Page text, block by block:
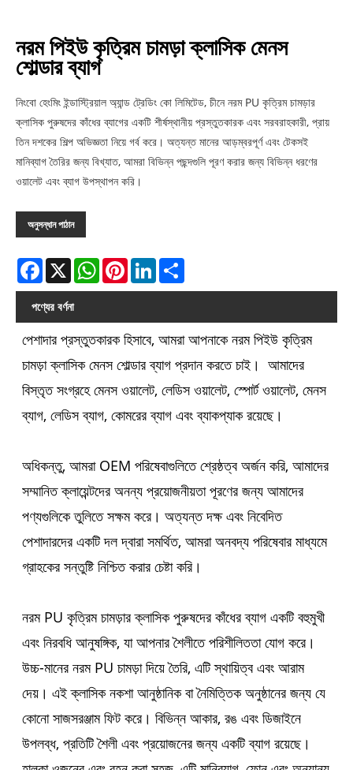
নরম পিইউ কৃত্রিম চামড়া ক্লাসিক মেনস
শোল্ডার ব্যাগ
নিংবো হেংমিং ইন্ডাস্ট্রিয়াল অ্যান্ড ট্রেডিং কো লিমিটেড, চীনে নরম PU কৃত্রিম চামড়ার
ক্লাসিক পুরুষদের কাঁধের ব্যাগের একটি শীর্ষস্থানীয় প্রস্তুতকারক এবং সরবরাহকারী, প্রায়
তিন দশকের শিল্প অভিজ্ঞতা নিয়ে গর্ব করে। অত্যন্ত মানের আড়ম্বরপূর্ণ এবং টেকসই
মানিব্যাগ তৈরির জন্য বিখ্যাত, আমরা বিভিন্ন পছন্দগুলি পূরণ করার জন্য বিভিন্ন ধরণের
ওয়ালেট এবং ব্যাগ উপস্থাপন করি।
অনুসন্ধান পাঠান
Facebook
X WhatsAppPinterestLinkedIn
পণ্যের বর্ণনা
পেশাদার প্রস্তুতকারক হিসাবে, আমরা আপনাকে নরম পিইউ কৃত্রিম
চামড়া ক্লাসিক মেনস শোল্ডার ব্যাগ প্রদান করতে চাই। আমাদের
বিস্তৃত সংগ্রহে মেনস ওয়ালেট, লেডিস ওয়ালেট, স্পোর্ট ওয়ালেট, মেনস
ব্যাগ, লেডিস ব্যাগ, কোমরের ব্যাগ এবং ব্যাকপ্যাক রয়েছে।
অধিকন্তু, আমরা OEM পরিষেবাগুলিতে শ্রেষ্ঠত্ব অর্জন করি, আমাদের
সম্মানিত ক্লায়েন্টদের অনন্য প্রয়োজনীয়তা পূরণের জন্য আমাদের
পণ্যগুলিকে তুলিতে সক্ষম করে। অত্যন্ত দক্ষ এবং নিবেদিত
পেশাদারদের একটি দল দ্বারা সমর্থিত, আমরা অনবদ্য পরিষেবার মাধ্যমে
গ্রাহকের সন্তুষ্টি নিশ্চিত করার চেষ্টা করি।
নরম PU কৃত্রিম চামড়ার ক্লাসিক পুরুষদের কাঁধের ব্যাগ একটি বহুমুখী
এবং নিরবধি আনুষঙ্গিক, যা আপনার শৈলীতে পরিশীলিততা যোগ করে।
উচ্চ-মানের নরম PU চামড়া দিয়ে তৈরি, এটি স্থায়িত্ব এবং আরাম
দেয়। এই ক্লাসিক নকশা আনুষ্ঠানিক বা নৈমিত্তিক অনুষ্ঠানের জন্য যে
কোনো সাজসরঞ্জাম ফিট করে। বিভিন্ন আকার, রঙ এবং ডিজাইনে
উপলব্ধ, প্রতিটি শৈলী এবং প্রয়োজনের জন্য একটি ব্যাগ রয়েছে।